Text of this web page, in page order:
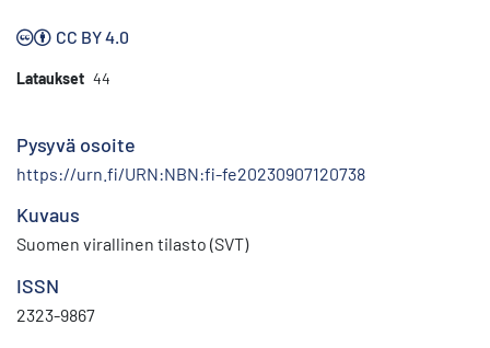
CC BY 4.0
Lataukset 44
Pysyvä osoite
https://urn.fi/URN:NBN:fi-fe20230907120738
Kuvaus
Suomen virallinen tilasto (SVT)
ISSN
2323-9867